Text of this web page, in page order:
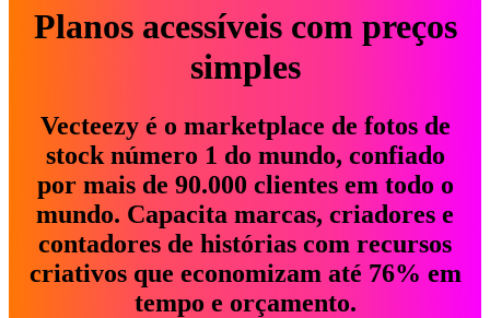
Planos acessíveis com preços
simples
Vecteezy é o marketplace de fotos de
stock número 1 do mundo, confiado
por mais de 90.000 clientes em todo o
mundo. Capacita marcas, criadores e
contadores de histórias com recursos
criativos que economizam até 76% em
tempo e orçamento.